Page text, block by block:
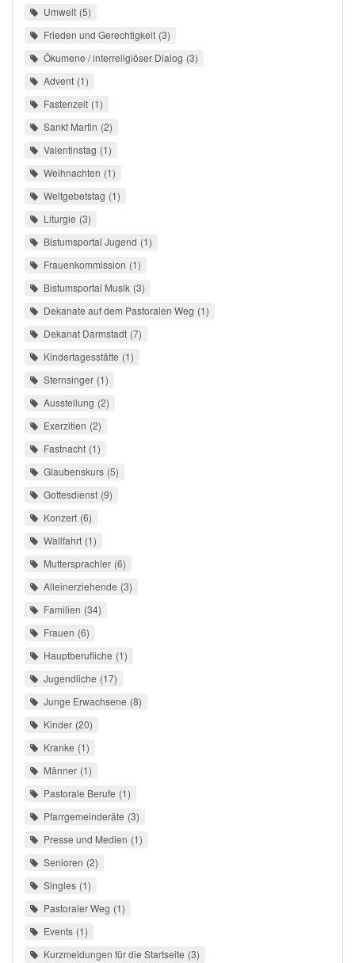
Umwelt 5
Frieden und Gerechtigkeit 3
Ökumene / interreligiöser Dialog 3
Advent 1
Fastenzeit 1
Sankt Martin 2
Valentinstag 1
Weihnachten 1
Weltgebetstag 1
Liturgie 3
Bistumsportal Jugend 1
Frauenkommission 1
Bistumsportal Musik 3
Dekanate auf dem Pastoralen Weg 1
Dekanat Darmstadt 7
Kindertagesstätte 1
Sternsinger 1
Ausstellung 2
Exerzitien 2
Fastnacht 1
Glaubenskurs 5
Gottesdienst 9
Konzert 6
Wallfahrt 1
Muttersprachler 6
Alleinerziehende 3
Familien 34
Frauen 6
Hauptberufliche 1
Jugendliche 17
Junge Erwachsene 8
Kinder 20
Kranke 1
Männer 1
Pastorale Berufe 1
Pfarrgemeinderäte 3
Presse und Medien 1
Senioren 2
Singles 1
Pastoraler Weg 1
Events 1
Kurzmeldungen für die Startseite 3